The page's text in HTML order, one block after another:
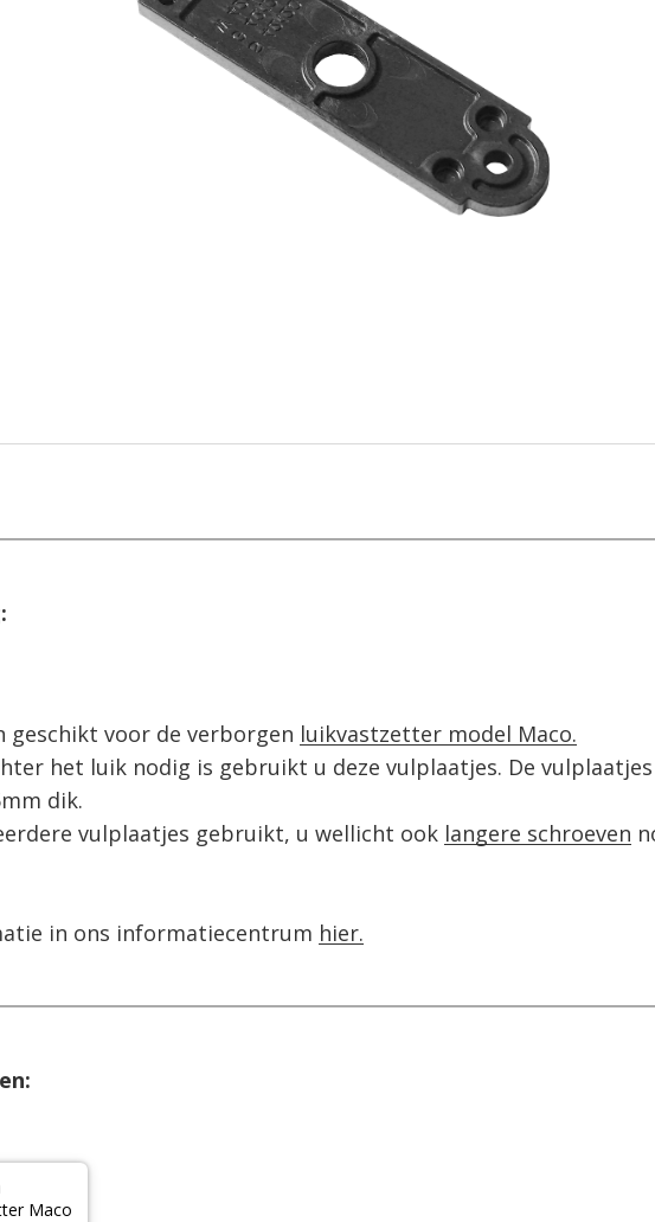
geschikt voor de verborgen luikvastzetter model Maco.
het luik nodig is gebruikt u deze vulplaatjes. De
dik.
vulplaatjes gebruikt, u wellicht ook langere schroeven
in ons informatiecentrum hier.
Maco